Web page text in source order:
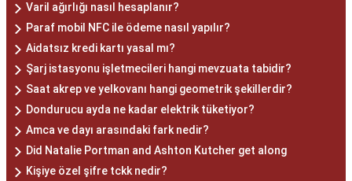
Varil ağırlığı nasıl hesaplanır?
Paraf mobil NFC ile ödeme nasıl yapılır?
Aidatsız kredi kartı yasal mı?
Şarj istasyonu işletmecileri hangi mevzuata tabidir?
Saat akrep ve yelkovanı hangi geometrik şekillerdir?
Dondurucu ayda ne kadar elektrik tüketiyor?
Amca ve dayı arasındaki fark nedir?
Did Natalie Portman and Ashton Kutcher get along
Kişiye özel şifre tckk nedir?